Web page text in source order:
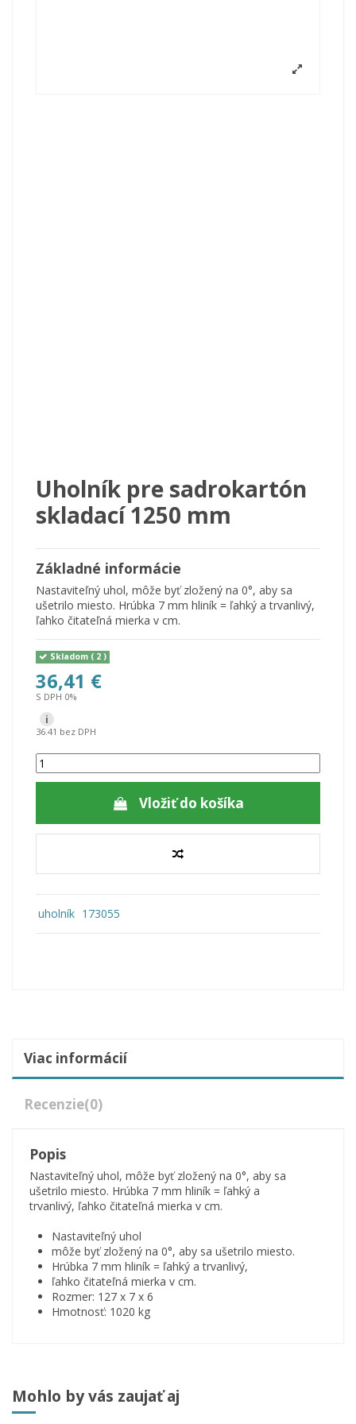
Uholník pre sadrokartón
skladací 1250 mm
Základné informácie
Nastaviteľný uhol, môže byť zložený na 0°, aby sa
ušetrilo miesto. Hrúbka 7 mm hliník = ľahký a trvanlivý,
ľahko čitateľná mierka v cm.
Skladom ( 2 )
36,41 €
S DPH 0%
i
36.41 bez DPH
Vložiť do košíka
uholník 173055
Viac informácií
Recenzie(0)
Popis
Nastaviteľný uhol, môže byť zložený na 0°, aby sa
ušetrilo miesto. Hrúbka 7 mm hliník = ľahký a
trvanlivý, ľahko čitateľná mierka v cm.
Nastaviteľný uhol
môže byť zložený na 0°, aby sa ušetrilo miesto.
Hrúbka 7 mm hliník = ľahký a trvanlivý,
ľahko čitateľná mierka v cm.
Rozmer: 127 x 7 x 6
Hmotnosť: 1020 kg
Mohlo by vás zaujať aj